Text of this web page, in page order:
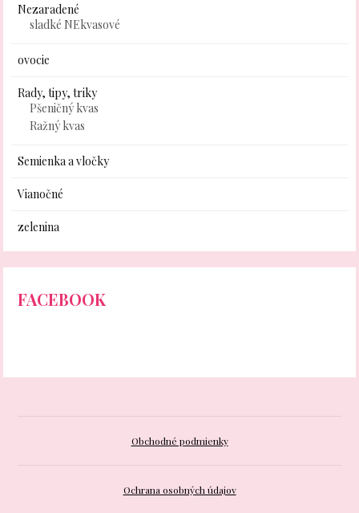
Nezaradené
sladké NEkvasové
ovocie
Rady, tipy, triky
Pšeničný kvas
Ražný kvas
Semienka a vločky
Vianočné
zelenina
FACEBOOK
Obchodné podmienky
Ochrana osobných údajov